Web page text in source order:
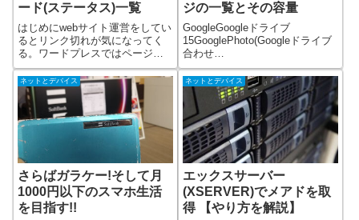
ード(ステータス)一覧
はじめにwebサイト運営をしてい
るとリンク切れが気になってく
る。ワードプレスではページ中
のリンク切れをチェックしてく
れるプラグイン、Broken Link
Checkerという便利なものかあ
り、これを使うとサイトのリン
ク切れを定期的にチェッ
ジの一覧とその容量
GoogleGoogleドライブ
15GooglePhoto(Googleドライブ
合わせ
て)15MicrosoftOneDrive5YahooY
ahooボックス
5amazonAmazonPhoto無制限
動画は5まで無料会員は5
ネットとデバイス
さらばガラケー!そして月
1000円以下のスマホ生活
を目指す!!
ネットとデバイス
エックスサーバー
(XSERVER)でメアドを取
得 【やり方を解説】